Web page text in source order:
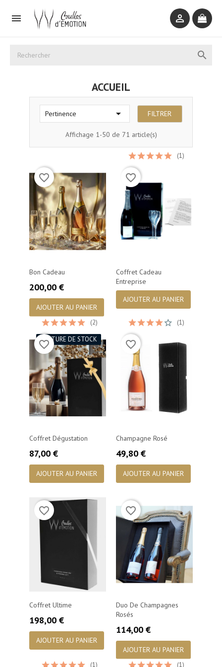
 

ACCUEIL
Pertinence  FILTRER
Affichage 1-50 de 71 article(s)
Bon Cadeau
Prix
200,00 €
AJOUTER AU PANIER
favorite_border
Coffret Cadeau
Entreprise
AJOUTER AU PANIER
(1)
favorite_border
RUPTURE DE STOCK
Coffret Dégustation
Prix
87,00 €
AJOUTER AU PANIER
(2)
favorite_border
Champagne Rosé
Prix
49,80 €
AJOUTER AU PANIER
(1)
favorite_border
Coffret Ultime
Prix
198,00 €
AJOUTER AU PANIER
favorite_border
Duo De Champagnes
Rosés
Prix
114,00 €
AJOUTER AU PANIER
favorite_border
(1) (1)